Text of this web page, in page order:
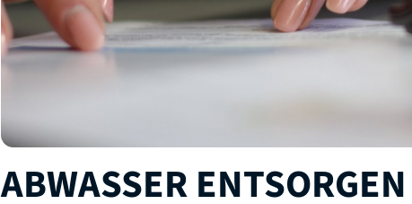
ABWASSER ENTSORGEN